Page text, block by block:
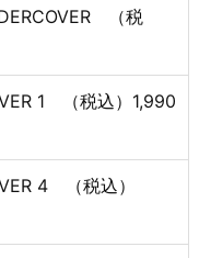
（税
1 （税込）1,990
4 （税込）